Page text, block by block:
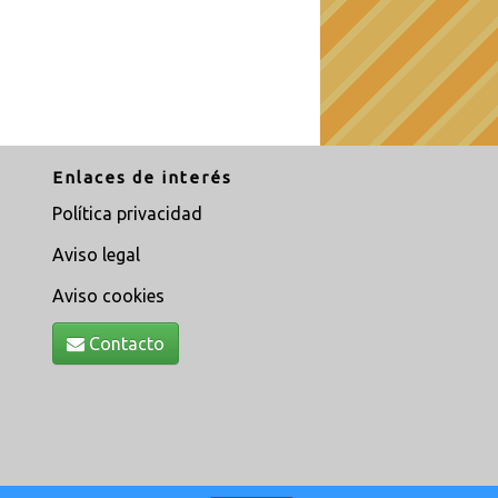
Enlaces de interés
Política privacidad
Aviso legal
Aviso cookies
Contacto